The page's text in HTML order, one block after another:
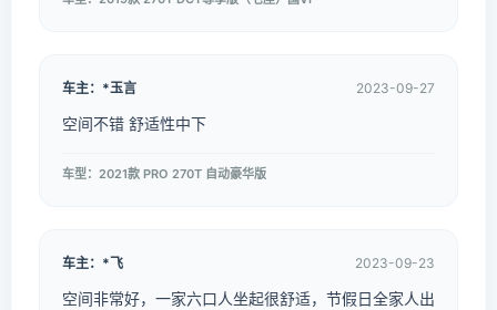
车主：*玉言 2023-09-27
空间不错 舒适性中下
车型：2021款 PRO 270T 自动豪华版
车主：*飞 2023-09-23
空间非常好，一家六口人坐起很舒适，节假日全家人出